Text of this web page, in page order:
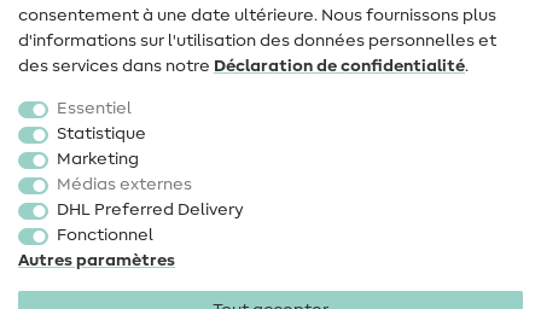
Populaire
Accessoires de couture
Promotions
consentement à une date ultérieure. Nous fournissons plus
d'informations sur l'utilisation des données personnelles et
des services dans notre Déclaration de confidentialité.
Essentiel
Statistique
Marketing
Médias externes
DHL Preferred Delivery
Fonctionnel
Autres paramètres